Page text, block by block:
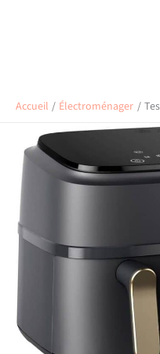
Accueil Électroménager